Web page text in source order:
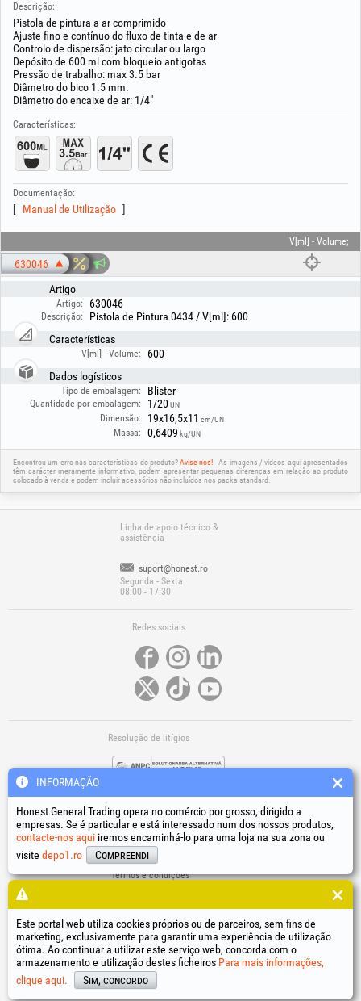
Descrição:
Pistola de pintura a ar comprimido
Ajuste fino e contínuo do fluxo de tinta e de ar
Controlo de dispersão: jato circular ou largo
Depósito de 600 ml com bloqueio antigotas
Pressão de trabalho: max 3.5 bar
Diâmetro do bico 1.5 mm.
Diâmetro do encaixe de ar: 1/4"
Características:
Documentação:
Manual de Utilização
V[ml] - Volume;
630046
Artigo
Artigo: 630046
Descrição:
Pistola de Pintura 0434 / V[ml]: 600
Características
V[ml] - Volume:
600
Dados logísticos
Tipo de embalagem: Blister
Quantidade por embalagem: 1/20UN
Dimensão: 19x16,5x11 cm/UN
Massa: 0,6409 kg/UN
Encontrou um erro nas características do produto?Avise-nos!
As imagens / vídeos aqui apresentados
têm carácter meramente informativo, podem apresentar pequenas diferenças em relação ao produto
colocado à venda e podem incluir acessórios não incluídos nos packs standard.
Linha de apoio técnico &
assistência
suport@honest.ro
Segunda - Sexta
08:00 - 17:30
Redes sociais
Resolução de litígios
Ligações úteis
Termos e condições
Dados de identificação da empresa
Resolução online de litígios
HGT®, EvoTools®, EvoSanitary , EvoTools +Plus®, EvoSanitary +Plus®, EvoSelect®, EPTO®, EPTO Plus
PowerForProfessionals®e os respetivos logótipos são marcas registadas Honest General Trading SRL.
Copyright 1994-2026Honest General Trading SRL. Todos os direitos reservados. CUI: 6615609,
INFORMAÇÃO
Honest General Trading opera no comércio por grosso, dirigido a
empresas. Se é particular e está interessado num dos nossos produtos,
contacte-nos aqui iremos encaminhá-lo para uma loja na sua zona ou
visite depo1.ro Compreendi
Este portal web utiliza cookies próprios ou de parceiros, sem fins de
marketing, exclusivamente para garantir uma experiência de utilização
ótima. Ao continuar a utilizar este serviço web, concorda com o
armazenamento e utilização destes ficheiros Para mais informações,
clique aqui.
Sim, concordo